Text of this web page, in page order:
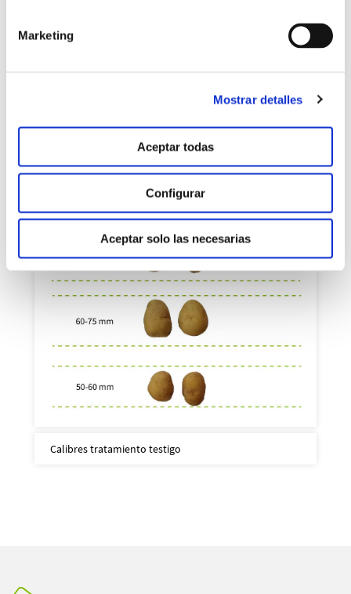
Marketing
Mostrar detalles
Aceptar todas
Configurar
Aceptar solo las necesarias
Calibres tratamiento manvert
Calibres tratamiento testigo